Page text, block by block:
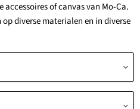
of canvas van Mo-Ca.
diverse materialen en in diverse